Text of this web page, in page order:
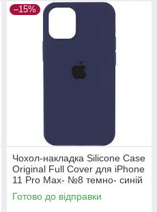
–15%
Чохол-накладка Silicone Case
Original Full Cover для iPhone
11 Pro Max- №8 темно- синій
Готово до відправки